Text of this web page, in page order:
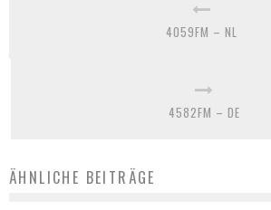
4059FM – NL
4582FM – DE
ÄHNLICHE BEITRÄGE